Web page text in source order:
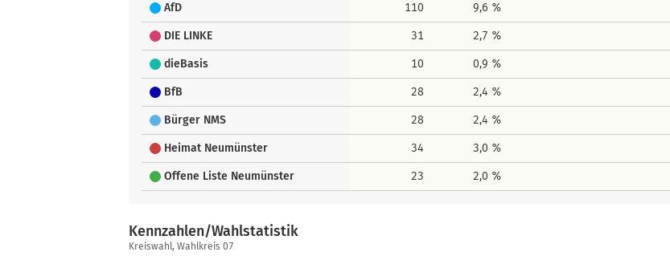
AfD 110 9,6 %
DIE LINKE 31 2,7 %
dieBasis 10 0,9 %
BfB 28 2,4 %
Bürger NMS 28 2,4 %
Heimat Neumünster 34 3,0 %
Offene Liste Neumünster 23 2,0 %
Kennzahlen/Wahlstatistik
Kennzahlen/Wahlstatistik
Kreiswahl, Wahlkreis 07